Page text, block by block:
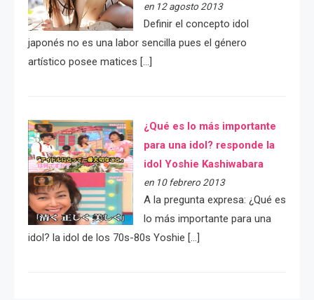
en 12 agosto 2013
Definir el concepto idol
japonés no es una labor sencilla pues el género
artístico posee matices […]
¿Qué es lo más importante
para una idol? responde la
idol Yoshie Kashiwabara
en 10 febrero 2013
A la pregunta expresa: ¿Qué es
lo más importante para una
idol? la idol de los 70s-80s Yoshie […]